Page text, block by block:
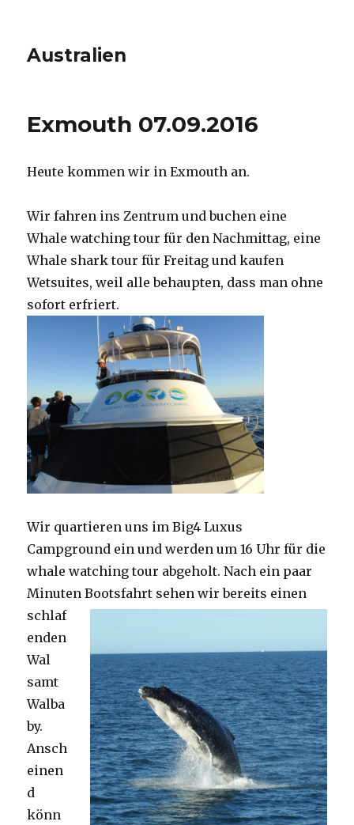
Australien
Exmouth 07.09.2016
Heute kommen wir in Exmouth an.
Wir fahren ins Zentrum und buchen eine
Whale watching tour für den Nachmittag, eine
Whale shark tour für Freitag und kaufen
Wetsuites, weil alle behaupten, dass man ohne
sofort erfriert.
Wir quartieren uns im Big4 Luxus
Campground ein und werden um 16 Uhr für die
whale watching tour abgeholt. Nach ein paar
Minuten Bootsfahrt sehen wir bereits einen
schlaf
enden
Wal
samt
Walba
by.
Ansch
einen
d
könn